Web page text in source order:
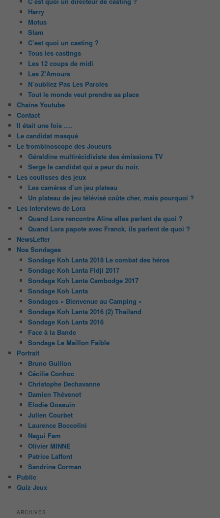
Harry
Motus
Slam
C’est quoi un casting ?
Tous les castings
Les 12 coups de midi
Les Z’Amours
N’oubliez Pas Les Paroles
Tout le monde veut prendre sa place
Chaine Youtube
Contact
Il était une fois ….
Le candidat masqué
Le trombinoscope des Joueurs
Géraldine multirécidiviste des émissions TV
Serge le candidat qui a peur du noir.
Les coulisses des jeux
Les caméras d’un jeu plateau
Un plateau de jeu télévisé coûte cher, mais pourquoi ?
Les interviews de Lora
Quand Lora rencontre Aline elles parlent de quoi ?
Quand Lora papote avec Franck, ils parlent de quoi ?
NewsLetter
Nos Sondages
Sondage Koh Lanta 2018 Le combat des héros
Sondage Koh Lanta Fidji 2017
Sondage Koh Lanta Cambodge 2017
Sondage Koh Lanta
Sondages « Bienvenue au Camping »
Sondage Koh Lanta 2016 (2) Thailand
Sondage Koh Lanta 2016
Face à la Bande
Sondage Le Maillon Faible
Portrait
Bruno Guillon
Cécilie Conhoc
Christophe Dechavanne
Damien Thévenot
Elodie Gossuin
Julien Courbet
Laurence Boccolini
Nagui Fam
Olivier MINNE
Patrice Laffont
Sandrine Corman
Public
Quiz Jeux
ARCHIVES